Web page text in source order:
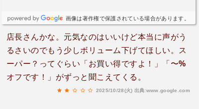
画像は著作権で保護されている場合があります。
店長さんかな。元気なのはいいけど本当に声がう
るさいのでもう少しボリューム下げてほしい。ス
ーパー？ってぐらい「お買い得ですよ！」「〜%
オフです！」がずっと聞こえてくる。
2025/10/28(火) 出典:www.google.com